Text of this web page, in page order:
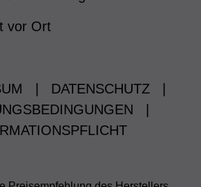
vor Ort
DATENSCHUTZ